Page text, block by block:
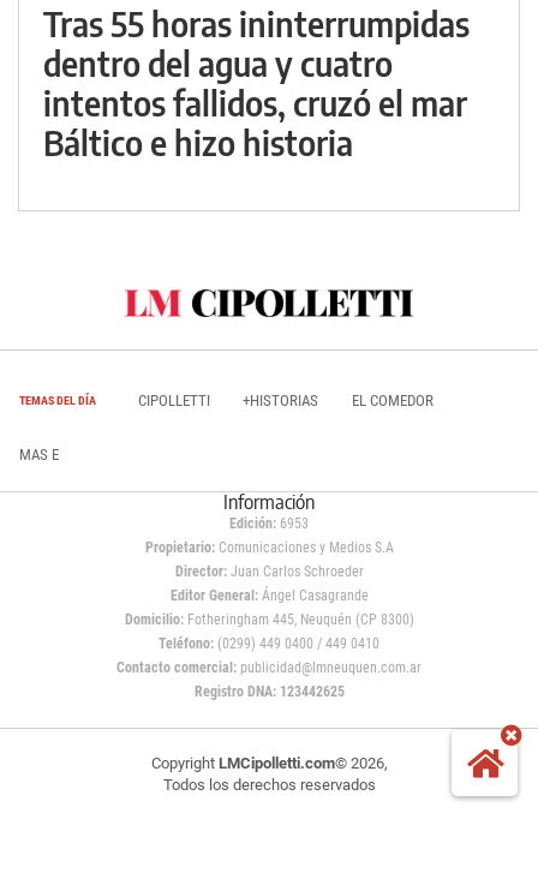
Tras 55 horas ininterrumpidas
dentro del agua y cuatro
intentos fallidos, cruzó el mar
Báltico e hizo historia
TEMAS DEL DÍA CIPOLLETTI +HISTORIAS EL COMEDOR
MAS E
Información
Edición: 6953
Propietario:Comunicaciones y Medios S.A
Director: Juan Carlos Schroeder
Editor General:Ángel Casagrande
Domicilio:Fotheringham 445, Neuquén (CP 8300)
Teléfono: (0299) 449 0400 / 449 0410
Contacto comercial: publicidad@lmneuquen.com.ar
Registro DNA: 123442625
Copyright LMCipolletti.com© 2026,
Todos los derechos reservados